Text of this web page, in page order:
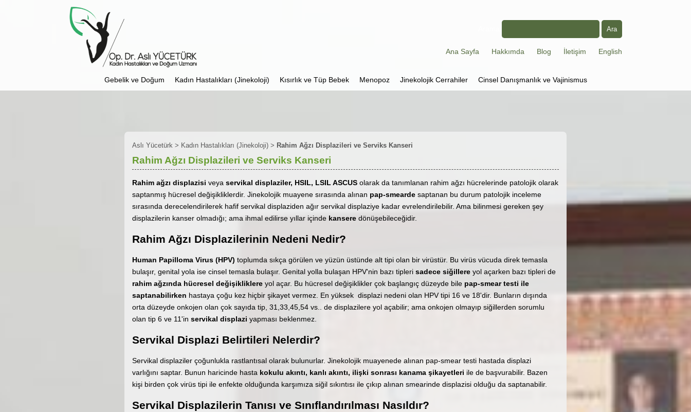
Ana Sayfa Hakkımda Blog İletişim English
Gebelik ve Doğum Kadın Hastalıkları (Jinekoloji) Kısırlık ve Tüp Bebek Menopoz Jinekolojik Cerrahiler Cinsel Danışmanlık ve Vajinismus
Aslı Yücetürk> Kadın Hastalıkları (Jinekoloji)> Rahim Ağzı Displazileri ve Serviks Kanseri
Rahim Ağzı Displazileri ve Serviks Kanseri
Rahim ağzı displazisi veya servikal displaziler, HSIL, LSIL ASCUS olarak da tanımlanan rahim ağzı hücrelerinde patolojik olarak
saptanmış hücresel değişikliklerdir. Jinekolojik muayene sırasında alınan pap-smeardesaptanan bu durum patolojik inceleme
sırasında derecelendirilerek hafif servikal displaziden ağır servikal displaziye kadar evrelendirilebilir. Ama bilinmesi gereken şey
displazilerin kanser olmadığı; ama ihmal edilirse yıllar içindekanseredönüşebileceğidir.
Rahim Ağzı Displazilerinin Nedeni Nedir?
Human Papilloma Virus (HPV) toplumda sıkça görülen ve yüzün üstünde alt tipi olan bir virüstür. Bu virüs vücuda direk temasla
bulaşır, genital yola ise cinsel temasla bulaşır. Genital yolla bulaşan HPV'nin bazı tipleri sadece siğillereyol açarken bazı tipleri de
rahim ağzında hücresel değişikliklereyol açar. Bu hücresel değişiklikler çok başlangıç düzeyde bile pap-smear testi ile
saptanabilirken hastaya çoğu kez hiçbir şikayet vermez. En yüksek displazi nedeni olan HPV tipi 16 ve 18'dir. Bunların dışında
orta düzeyde onkojen olan çok sayıda tip, 31,33,45,54 vs.. de displazilere yol açabilir; ama onkojen olmayıp siğillerden sorumlu
olan tip 6 ve 11'in servikal displazi yapması beklenmez.
Servikal Displazi Belirtileri Nelerdir?
Servikal displaziler çoğunlukla rastlantısal olarak bulunurlar. Jinekolojik muayenede alınan pap-smear testi hastada displazi
varlığını saptar. Bunun haricinde hasta kokulu akıntı, kanlı akıntı, ilişki sonrası kanama şikayetleri ile de başvurabilir. Bazen
kişi birden çok virüs tipi ile enfekte olduğunda karşımıza siğil sıkıntısı ile çıkıp alınan smearinde displazisi olduğu da saptanabilir.
Servikal Displazilerin Tanısı ve Sınıflandırılması Nasıldır?